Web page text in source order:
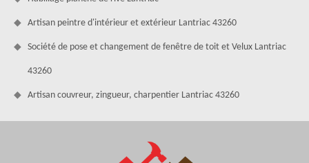
Artisan peintre d'intérieur et extérieur Lantriac 43260
Société de pose et changement de fenêtre de toit et Velux Lantriac
43260
Artisan couvreur, zingueur, charpentier Lantriac 43260